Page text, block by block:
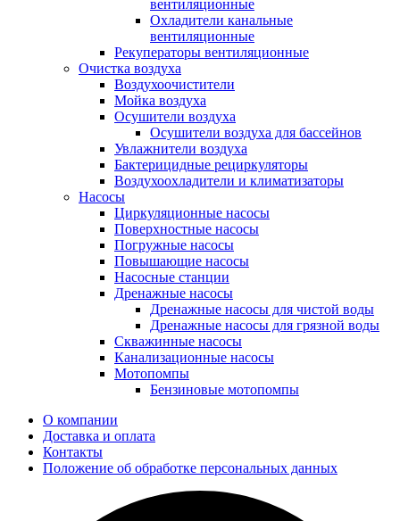
вентиляционные
Охладители канальные
вентиляционные
Рекуператоры вентиляционные
Очистка воздуха
Воздухоочистители
Мойка воздуха
Осушители воздуха
Осушители воздуха для бассейнов
Увлажнители воздуха
Бактерицидные рециркуляторы
Воздухоохладители и климатизаторы
Насосы
Циркуляционные насосы
Поверхностные насосы
Погружные насосы
Повышающие насосы
Насосные станции
Дренажные насосы
Дренажные насосы для чистой воды
Дренажные насосы для грязной воды
Скважинные насосы
Канализационные насосы
Мотопомпы
Бензиновые мотопомпы
О компании
Доставка и оплата
Контакты
Положение об обработке персональных данных